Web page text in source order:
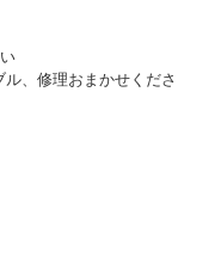
、修理おまかせくださ